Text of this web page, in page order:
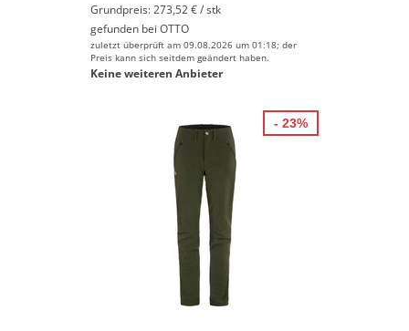
Grundpreis: 273,52 € / stk
gefunden bei OTTO
zuletzt überprüft am 09.08.2026 um 01:18; der
Preis kann sich seitdem geändert haben.
Keine weiteren Anbieter
- 23%